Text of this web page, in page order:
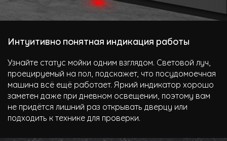
Интуитивно понятная индикация работы
Узнайте статус мойки одним взглядом. Световой луч,
проецируемый на пол, подскажет, что посудомоечная
машина всё ещё работает. Яркий индикатор хорошо
заметен даже при дневном освещении, поэтому вам
не придётся лишний раз открывать дверцу или
подходить к технике для проверки.